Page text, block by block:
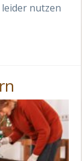
nutzen